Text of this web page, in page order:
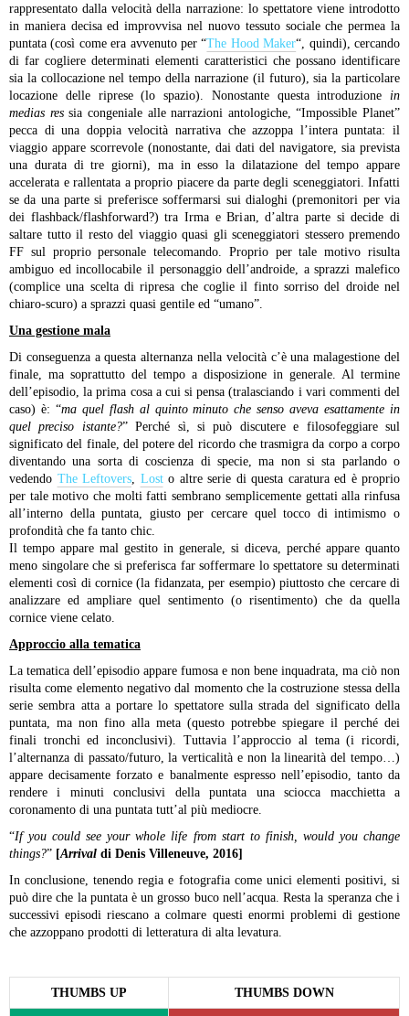
rappresentato dalla velocità della narrazione: lo spettatore viene introdotto
in maniera decisa ed improvvisa nel nuovo tessuto sociale che permea la
puntata (così come era avvenuto per “The Hood Maker“, quindi), cercando
di far cogliere determinati elementi caratteristici che possano identificare
sia la collocazione nel tempo della narrazione (il futuro), sia la particolare
locazione delle riprese (lo spazio). Nonostante questa introduzione in
medias ressia congeniale alle narrazioni antologiche, “Impossible Planet”
pecca di una doppia velocità narrativa che azzoppa l’intera puntata: il
viaggio appare scorrevole (nonostante, dai dati del navigatore, sia prevista
una durata di tre giorni), ma in esso la dilatazione del tempo appare
accelerata e rallentata a proprio piacere da parte degli sceneggiatori. Infatti
se da una parte si preferisce soffermarsi sui dialoghi (premonitori per via
dei flashback/flashforward?) tra Irma e Brian, d’altra parte si decide di
saltare tutto il resto del viaggio quasi gli sceneggiatori stessero premendo
FF sul proprio personale telecomando. Proprio per tale motivo risulta
ambiguo ed incollocabile il personaggio dell’androide, a sprazzi malefico
(complice una scelta di ripresa che coglie il finto sorriso del droide nel
chiaro-scuro) a sprazzi quasi gentile ed “umano”.
Una gestione mala
Di conseguenza a questa alternanza nella velocità c’è una malagestione del
finale, ma soprattutto del tempo a disposizione in generale. Al termine
dell’episodio, la prima cosa a cui si pensa (tralasciando i vari commenti del
caso) è: “ma quel flash al quinto minuto che senso aveva esattamente in
quel preciso istante?” Perché sì, si può discutere e filosofeggiare sul
significato del finale, del potere del ricordo che trasmigra da corpo a corpo
diventando una sorta di coscienza di specie, ma non si sta parlando o
vedendo The Leftovers Losto altre serie di questa caratura ed è proprio
per tale motivo che molti fatti sembrano semplicemente gettati alla rinfusa
all’interno della puntata, giusto per cercare quel tocco di intimismo o
profondità che fa tanto chic.
Il tempo appare mal gestito in generale, si diceva, perché appare quanto
meno singolare che si preferisca far soffermare lo spettatore su determinati
elementi così di cornice (la fidanzata, per esempio) piuttosto che cercare di
analizzare ed ampliare quel sentimento (o risentimento) che da quella
cornice viene celato.
Approccio alla tematica
La tematica dell’episodio appare fumosa e non bene inquadrata, ma ciò non
risulta come elemento negativo dal momento che la costruzione stessa della
serie sembra atta a portare lo spettatore sulla strada del significato della
puntata, ma non fino alla meta (questo potrebbe spiegare il perché dei
finali tronchi ed inconclusivi). Tuttavia l’approccio al tema (i ricordi,
l’alternanza di passato/futuro, la verticalità e non la linearità del tempo…)
appare decisamente forzato e banalmente espresso nell’episodio, tanto da
rendere i minuti conclusivi della puntata una sciocca macchietta a
coronamento di una puntata tutt’al più mediocre.
“If you could see your whole life from start to finish, would you change
things?” [Arrival di Denis Villeneuve, 2016]
In conclusione, tenendo regia e fotografia come unici elementi positivi, si
può dire che la puntata è un grosso buco nell’acqua. Resta la speranza che i
successivi episodi riescano a colmare questi enormi problemi di gestione
che azzoppano prodotti di letteratura di alta levatura.
THUMBS UP THUMBS DOWN